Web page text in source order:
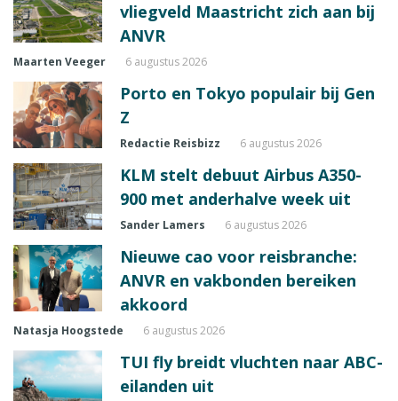
vliegveld Maastricht zich aan bij
ANVR
Maarten Veeger 6 augustus 2026
Porto en Tokyo populair bij Gen
Z
Redactie Reisbizz 6 augustus 2026
KLM stelt debuut Airbus A350-
900 met anderhalve week uit
Sander Lamers 6 augustus 2026
Nieuwe cao voor reisbranche:
ANVR en vakbonden bereiken
akkoord
Natasja Hoogstede 6 augustus 2026
TUI fly breidt vluchten naar ABC-
eilanden uit